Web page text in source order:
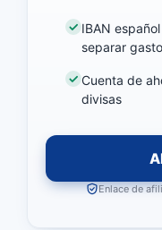
IBAN
separar
Cuenta de
divisas
Enlace de